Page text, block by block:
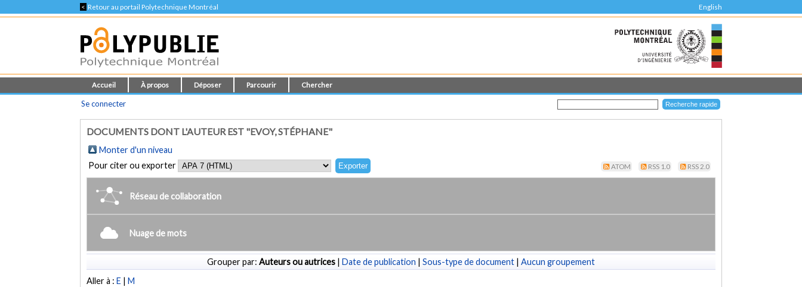
< Retour au portail Polytechnique Montréal English
Accueil À propos Déposer Parcourir Chercher
Se connecter
DOCUMENTS DONT L'AUTEUR EST "EVOY, STÉPHANE"
Monter d'un niveau
Pour citer ou exporter
ATOM RSS 1.0 RSS 2.0
Réseau de collaboration
Nuage de mots
Grouper par: Auteurs ou autrices | Date de publication | Sous-type de document | Aucun groupement
Aller à :E |M